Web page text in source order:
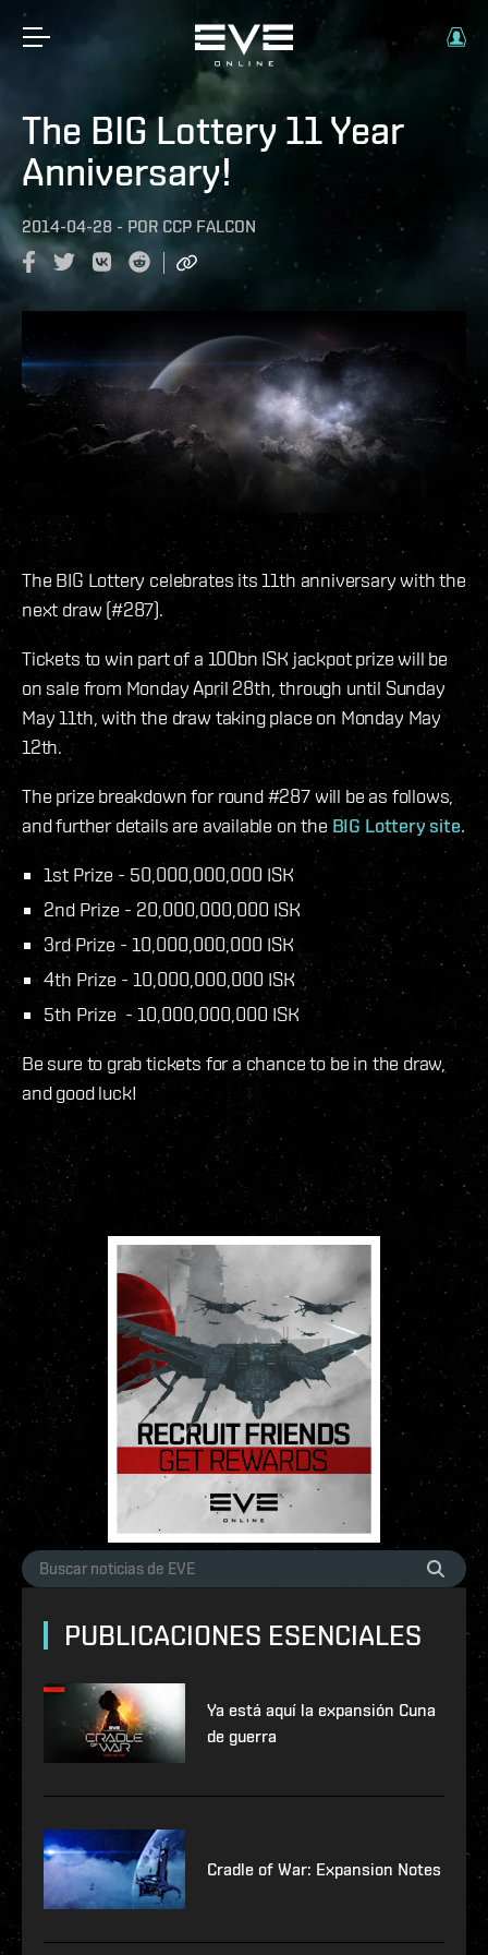
The BIG Lottery 11 Year
Anniversary!
2014-04-28 - POR CCP FALCON
The BIG Lottery celebrates its 11th anniversary with the
next draw (#287).
Tickets to win part of a 100bn ISK jackpot prize will be
on sale from Monday April 28th, through until Sunday
May 11th, with the draw taking place on Monday May
12th.
The prize breakdown for round #287 will be as follows,
and further details are available on the BIG Lottery site.
1st Prize - 50,000,000,000 ISK
2nd Prize - 20,000,000,000 ISK
3rd Prize - 10,000,000,000 ISK
4th Prize - 10,000,000,000 ISK
5th Prize - 10,000,000,000 ISK
Be sure to grab tickets for a chance to be in the draw,
and good luck!
PUBLICACIONES ESENCIALES
Ya está aquí la expansión Cuna
de guerra
Cradle of War: Expansion Notes